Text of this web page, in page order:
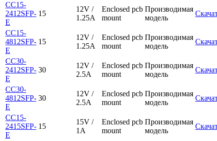
CC15-
2412SFP-
E
15
12V /
1.25A
Enclosed pcb
mount
Производимая
модель
CC15-
4812SFP-
E
15
12V /
1.25A
Enclosed pcb
mount
Производимая
модель
CC30-
2412SFP-
E
30
12V /
2.5A
Enclosed pcb
mount
Производимая
модель
CC30-
4812SFP-
E
30
12V /
2.5A
Enclosed pcb
mount
Производимая
модель
CC15-
2415SFP-
E
15
15V /
1A
Enclosed pcb
mount
Производимая
модель